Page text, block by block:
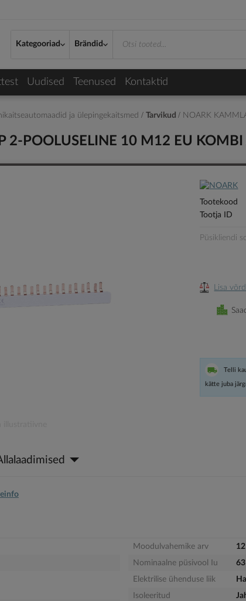
Kategooriad
Brändid
Uudised Teenused Kontaktid
ja ülepingekaitsmed Tarvikud NOARK
2-POOLUSELINE 10 M12 EU
Tootekood
Tootja ID
Püsikliendi
Lisa
Telli
kätte juba
Moodulvahemike arv
12
Nominaalne püsivool Iu
Elektrilise ühenduse liik
Isoleeritud